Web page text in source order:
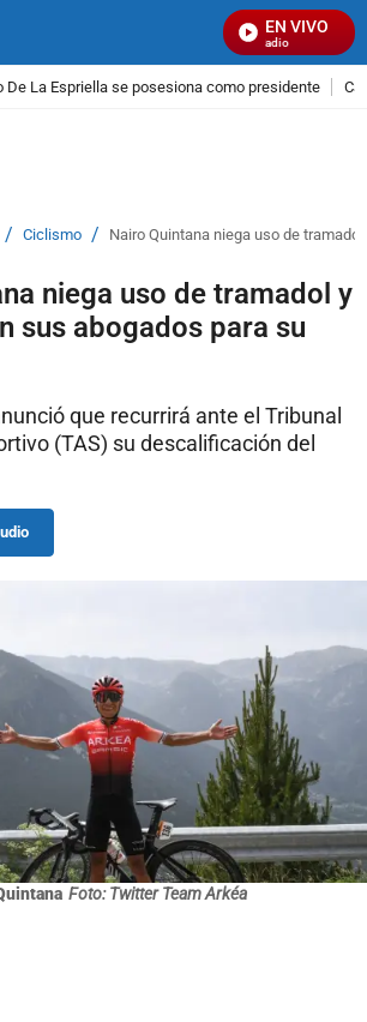
EN VIVO
Señal Visual Radio
De La Espriella se posesiona como presidente
/ Ciclismo / Nairo Quintana niega uso de
niega uso de tramadol y
sus abogados para su
que recurrirá ante el Tribunal
(TAS) su descalificación del
Foto: Twitter Team Arkéa